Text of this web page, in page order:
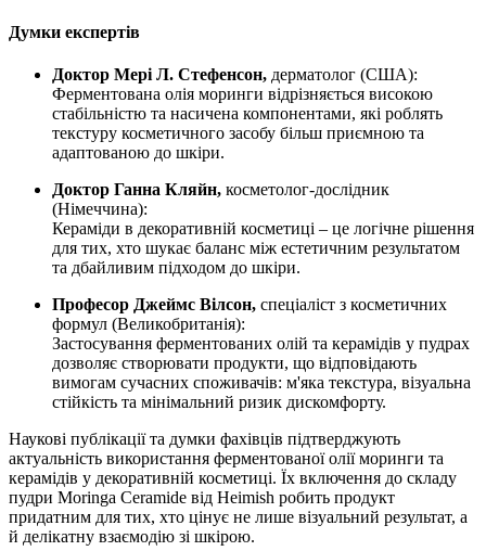
Думки експертів
Доктор Мері Л. Стефенсон, дерматолог (США):
Ферментована олія моринги відрізняється високою
стабільністю та насичена компонентами, які роблять
текстуру косметичного засобу більш приємною та
адаптованою до шкіри.
Доктор Ганна Кляйн, косметолог-дослідник
(Німеччина):
Кераміди в декоративній косметиці – це логічне рішення
для тих, хто шукає баланс між естетичним результатом
та дбайливим підходом до шкіри.
Професор Джеймс Вілсон, спеціаліст з косметичних
формул (Великобританія):
Застосування ферментованих олій та керамідів у пудрах
дозволяє створювати продукти, що відповідають
вимогам сучасних споживачів: м'яка текстура, візуальна
стійкість та мінімальний ризик дискомфорту.
Наукові публікації та думки фахівців підтверджують
актуальність використання ферментованої олії моринги та
керамідів у декоративній косметиці. Їх включення до складу
пудри Moringa Ceramide від Heimish робить продукт
придатним для тих, хто цінує не лише візуальний результат, а
й делікатну взаємодію зі шкірою.